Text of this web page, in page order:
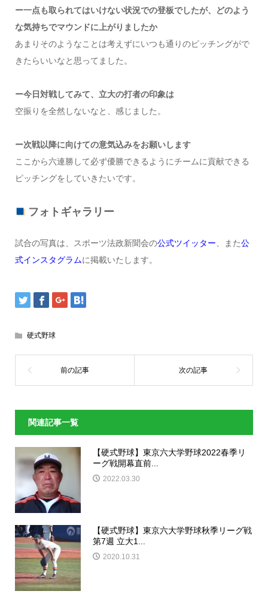
ー一点も取られてはいけない状況での登板でしたが、どのよう
な気持ちでマウンドに上がりましたか
あまりそのようなことは考えずにいつも通りのピッチングがで
きたらいいなと思ってました。
ー今日対戦してみて、立大の打者の印象は
空振りを全然しないなと、感じました。
ー次戦以降に向けての意気込みをお願いします
ここから六連勝して必ず優勝できるようにチームに貢献できる
ピッチングをしていきたいです。
フォトギャラリー
試合の写真は、スポーツ法政新聞会の公式ツイッター、また公
式インスタグラムに掲載いたします。
硬式野球
関連記事一覧
【硬式野球】東京六大学野球2022春季リ
ーグ戦開幕直前...
2022.03.30
【硬式野球】東京六大学野球秋季リーグ戦
第7週 立大1...
2020.10.31